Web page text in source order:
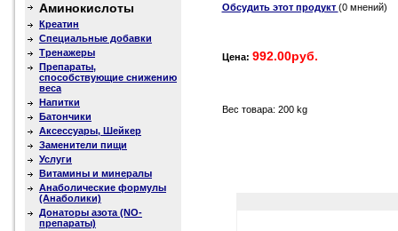
Аминокислоты
Креатин
Специальные добавки
Тренажеры
Препараты,
способствующие снижению
веса
Напитки
Батончики
Аксессуары, Шейкер
Заменители пищи
Услуги
Витамины и минералы
Анаболические формулы
(Анаболики)
Донаторы азота (NO-
препараты)
Обсудить этот продукт (0 мнений)
Цена: 992.00руб.
Вес товара: 200 kg